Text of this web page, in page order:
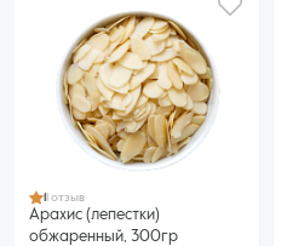
1 1 отзыв
Арахис (лепестки)
обжаренный, 300гр